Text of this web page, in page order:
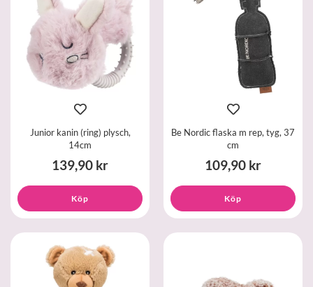
Junior kanin (ring) plysch,
14cm
139,90 kr
Köp
Be Nordic flaska m rep, tyg, 37
cm
109,90 kr
Köp